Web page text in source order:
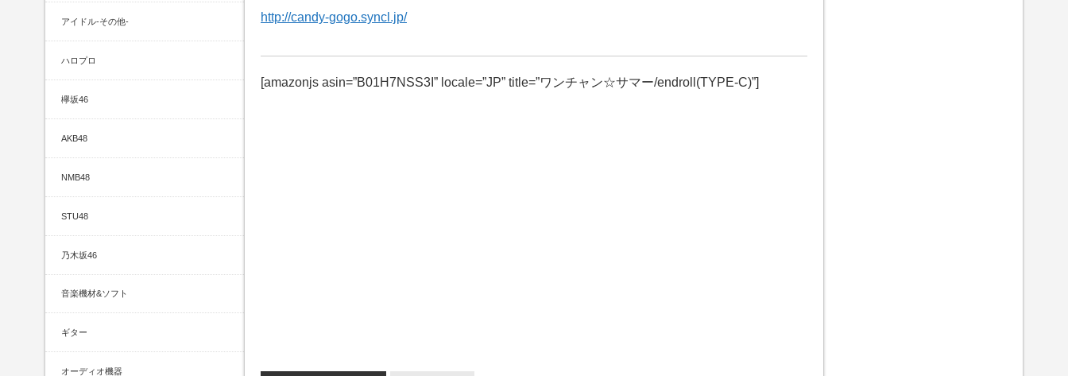
http://candy-gogo.syncl.jp/
[amazonjs asin=”B01H7NSS3I” locale=”JP” title=”ワンチャン☆サマー/endroll(TYPE-C)”]
アイドル-その他-
ハロプロ
欅坂46
AKB48
NMB48
STU48
乃木坂46
音楽機材&ソフト
ギター
オーディオ機器